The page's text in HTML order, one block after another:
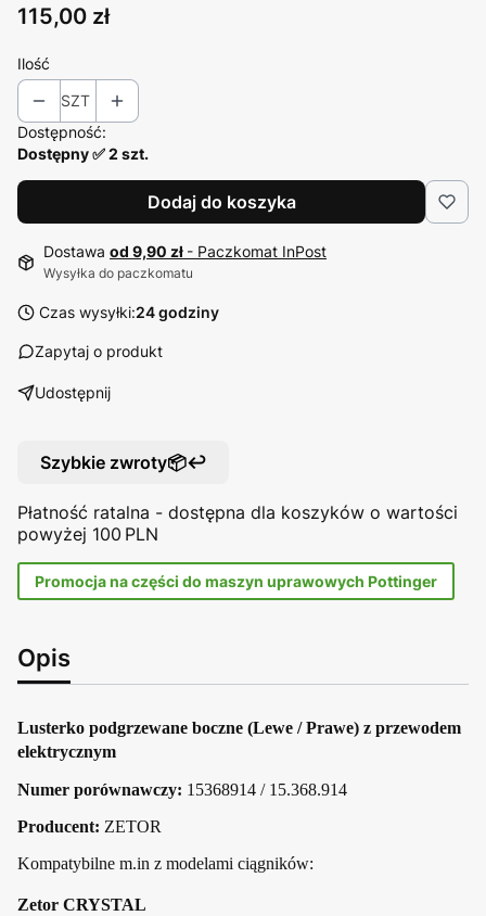
Cena
115,00 zł
Ilość
SZT
Dostępność:
Dostępny ✅ 2 szt.
Dodaj do koszyka
Dostawa od 9,90 zł - Paczkomat InPost
Wysyłka do paczkomatu
Czas wysyłki:24 godziny
Zapytaj o produkt
Udostępnij
Szybkie zwroty📦↩️
Płatność ratalna - dostępna dla koszyków o wartości
powyżej 100 PLN
Promocja na części do maszyn uprawowych Pottinger
Opis
Lusterko podgrzewane boczne (Lewe / Prawe) z przewodem
elektrycznym
Numer porównawczy: 15368914 / 15.368.914
Producent: ZETOR
Kompatybilne m.in z modelami ciągników:
Zetor CRYSTAL